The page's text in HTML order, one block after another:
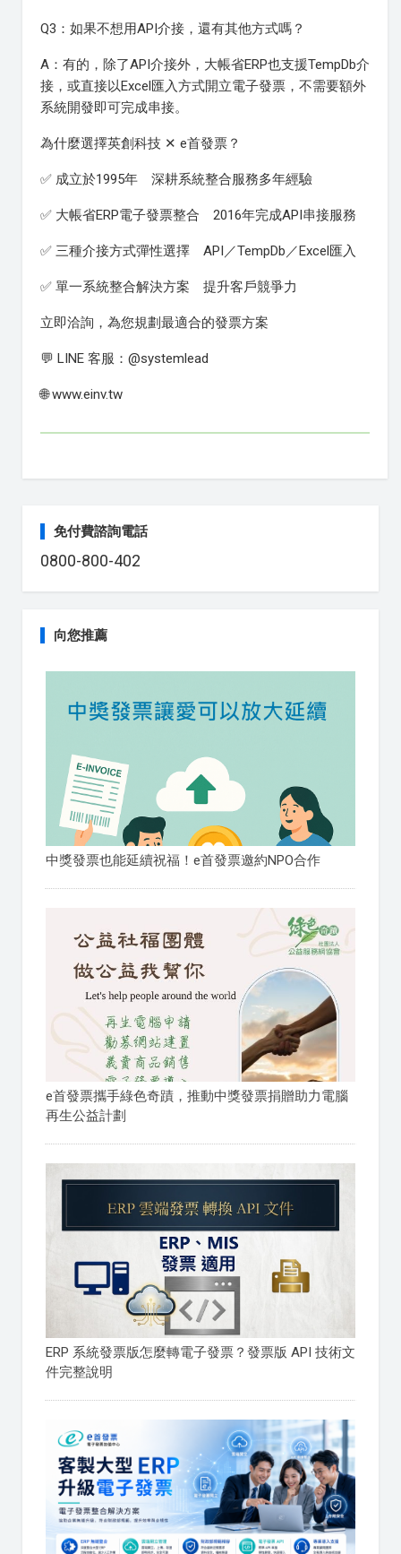
Q3：如果不想用API介接，還有其他方式嗎？
A：有的，除了API介接外，大帳省ERP也支援TempDb介
接，或直接以Excel匯入方式開立電子發票，不需要額外
系統開發即可完成串接。
為什麼選擇英創科技 ✕ e首發票？
✅ 成立於1995年 深耕系統整合服務多年經驗
✅ 大帳省ERP電子發票整合 2016年完成API串接服務
✅ 三種介接方式彈性選擇 API／TempDb／Excel匯入
✅ 單一系統整合解決方案 提升客戶競爭力
立即洽詢，為您規劃最適合的發票方案
💬 LINE 客服：@systemlead
🌐 www.einv.tw
免付費諮詢電話
0800-800-402
向您推薦
中獎發票也能延續祝福！e首發票邀約NPO合作
e首發票攜手綠色奇蹟，推動中獎發票捐贈助力電腦
再生公益計劃
ERP 系統發票版怎麼轉電子發票？發票版 API 技術文
件完整說明